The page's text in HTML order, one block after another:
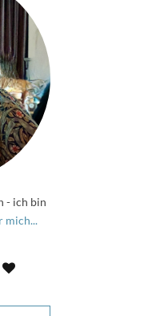
- ich bin
mich...